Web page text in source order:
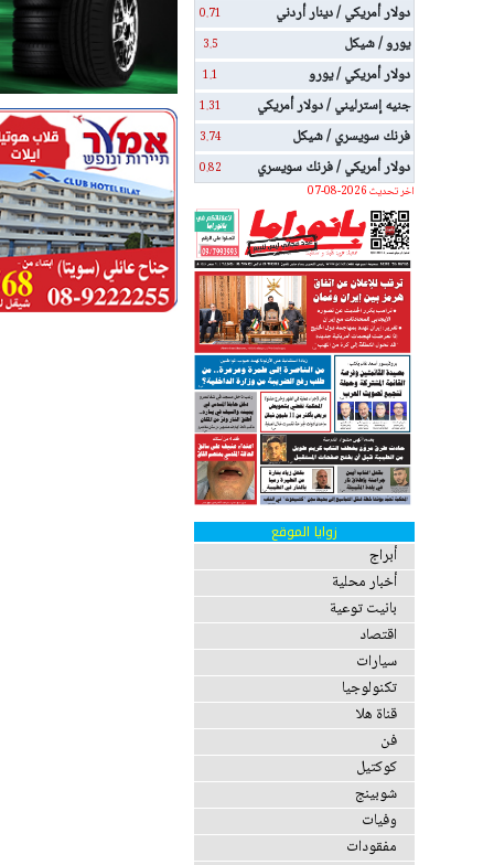
دولار أمريكي / دينار أردني 0.71
يورو / شيكل 3.5
دولار أمريكي / يورو 1.1
جنيه إسترليني / دولار أمريكي 1.31
فرنك سويسري / شيكل 3.74
دولار أمريكي / فرنك سويسري
0.82
اخر تحديث 2026-08-07
زوايا الموقع
أبراج
أخبار محلية
بانيت توعية
اقتصاد
سيارات
تكنولوجيا
قناة هلا
فن
كوكتيل
شوبينج
وفيات
مفقودات